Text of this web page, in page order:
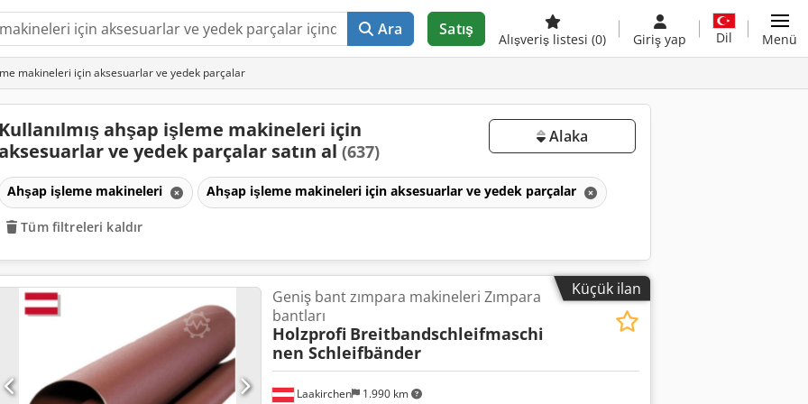
Ara Satış
Alışveriş listesi (0) Giriş yap Dil Menü
makineleri için aksesuarlar ve yedek parçalar
Kullanılmış ahşap işleme makineleri için
ve yedek parçalar satın al (637)
Alaka
Ahşap işleme makineleri Ahşap işleme makineleri için aksesuarlar ve yedek parçalar
Tüm filtreleri kaldır
Küçük ilan
Laakirchen 1.990 km
Geniş bant zımpara makineleri Zımpara
bantları
Holzprofi Breitbandschleifmaschi
nen Schleifbänder